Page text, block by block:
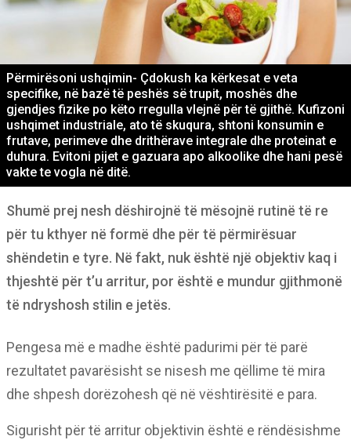
Përmirësoni ushqimin- Çdokush ka kërkesat e veta
specifike, në bazë të peshës së trupit, moshës dhe
gjendjes fizike po këto rregulla vlejnë për të gjithë. Kufizoni
ushqimet industriale, ato të skuqura, shtoni konsumin e
frutave, perimeve dhe drithërave integrale dhe proteinat e
duhura. Evitoni pijet e gazuara apo alkoolike dhe hani pesë
vakte te vogla në ditë.
Shumë prej nesh dëshirojnë të mësojnë rutinë të re
për tu kthyer në formë dhe për të përmirësuar
shëndetin e tyre. Në fakt, nuk është një objektiv kaq i
thjeshtë për t’u arritur, por është e mundur gjithmonë
të ndryshosh stilin e jetës.
Pengesa më e madhe është padurimi për të parë
rezultatet pavarësisht se nisesh me qëllime të mira
dhe shpesh dorëzohesh që në vështirësitë e para.
Sigurisht për të arritur objektivin është e rëndësishme